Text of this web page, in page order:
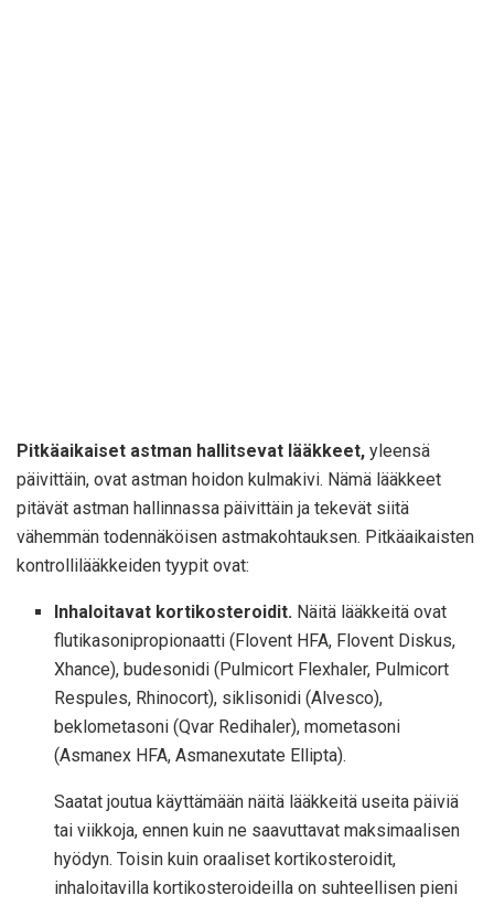
Pitkäaikaiset astman hallitsevat lääkkeet, yleensä
päivittäin, ovat astman hoidon kulmakivi. Nämä lääkkeet
pitävät astman hallinnassa päivittäin ja tekevät siitä
vähemmän todennäköisen astmakohtauksen. Pitkäaikaisten
kontrollilääkkeiden tyypit ovat:
Inhaloitavat kortikosteroidit. Näitä lääkkeitä ovat
flutikasonipropionaatti (Flovent HFA, Flovent Diskus,
Xhance), budesonidi (Pulmicort Flexhaler, Pulmicort
Respules, Rhinocort), siklisonidi (Alvesco),
beklometasoni (Qvar Redihaler), mometasoni
(Asmanex HFA, Asmanexutate Ellipta).
Saatat joutua käyttämään näitä lääkkeitä useita päiviä
tai viikkoja, ennen kuin ne saavuttavat maksimaalisen
hyödyn. Toisin kuin oraaliset kortikosteroidit,
inhaloitavilla kortikosteroideilla on suhteellisen pieni